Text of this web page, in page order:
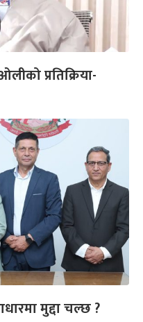
प्रतिक्रिया-
मुद्दा चल्छ ?